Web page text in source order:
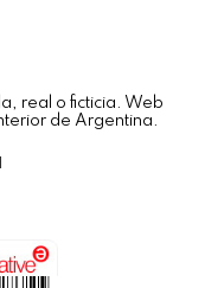
real o ficticia. Web
de Argentina.